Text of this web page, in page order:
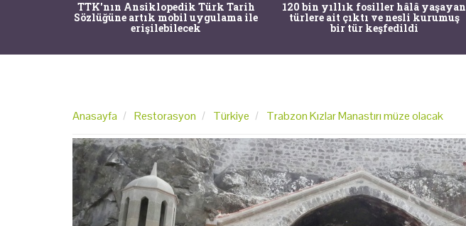
TTK'nın Ansiklopedik Türk Tarih
Sözlüğüne artık mobil uygulama ile
erişilebilecek
120 bin yıllık fosiller hâlâ yaşayan
türlere ait çıktı ve nesli kurumuş
bir tür keşfedildi
Anasayfa Restorasyon Türkiye Trabzon Kızlar Manastırı müze olacak